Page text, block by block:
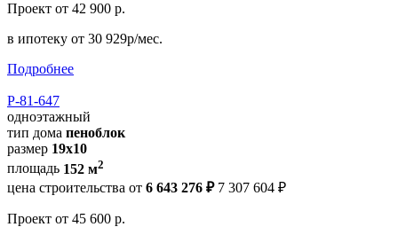
Проект от 42 900 р.
в ипотеку от 30 929р/мес.
Подробнее
Р-81-647
одноэтажный
тип дома пеноблок
размер 19x10
площадь 152 м2
цена строительства от 6 643 276 ₽ 7 307 604 ₽
Проект от 45 600 р.